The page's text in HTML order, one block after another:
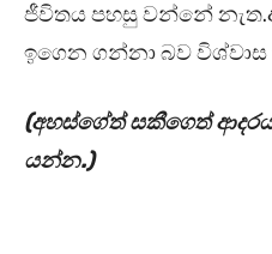
ජීවිතය පහසු වන්නේ
ඉගෙන ගන්නා බව
(අහස්ගේත් සකීගෙත්
යන්න.)